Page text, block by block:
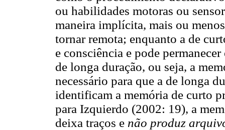
ou habilidades motoras ou
maneira implícita, mais ou
tornar remota; enquanto a de
e consciência e pode
de longa duração, ou seja, a
necessário para que a de longa
identificam a memória de curto
para Izquierdo (2002: 19), a
deixa traços e não produz